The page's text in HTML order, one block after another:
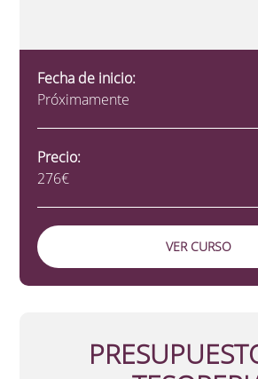
Fecha de inicio:
Próximamente
Precio:
276€
VER CURSO